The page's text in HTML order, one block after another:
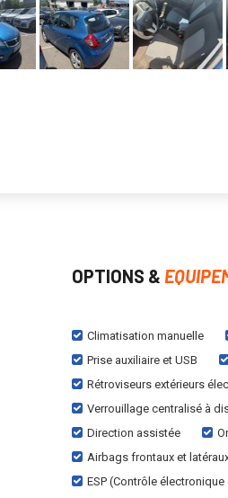
OPTIONS &
Climatisation manuelle
Prise auxiliaire et USB
Rétroviseurs extérieurs
Verrouillage centralisé à
Direction assistée
Airbags frontaux et
ESP (Contrôle